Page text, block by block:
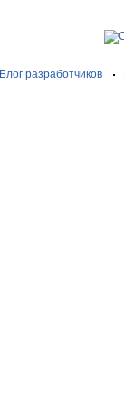
Блог разработчиков